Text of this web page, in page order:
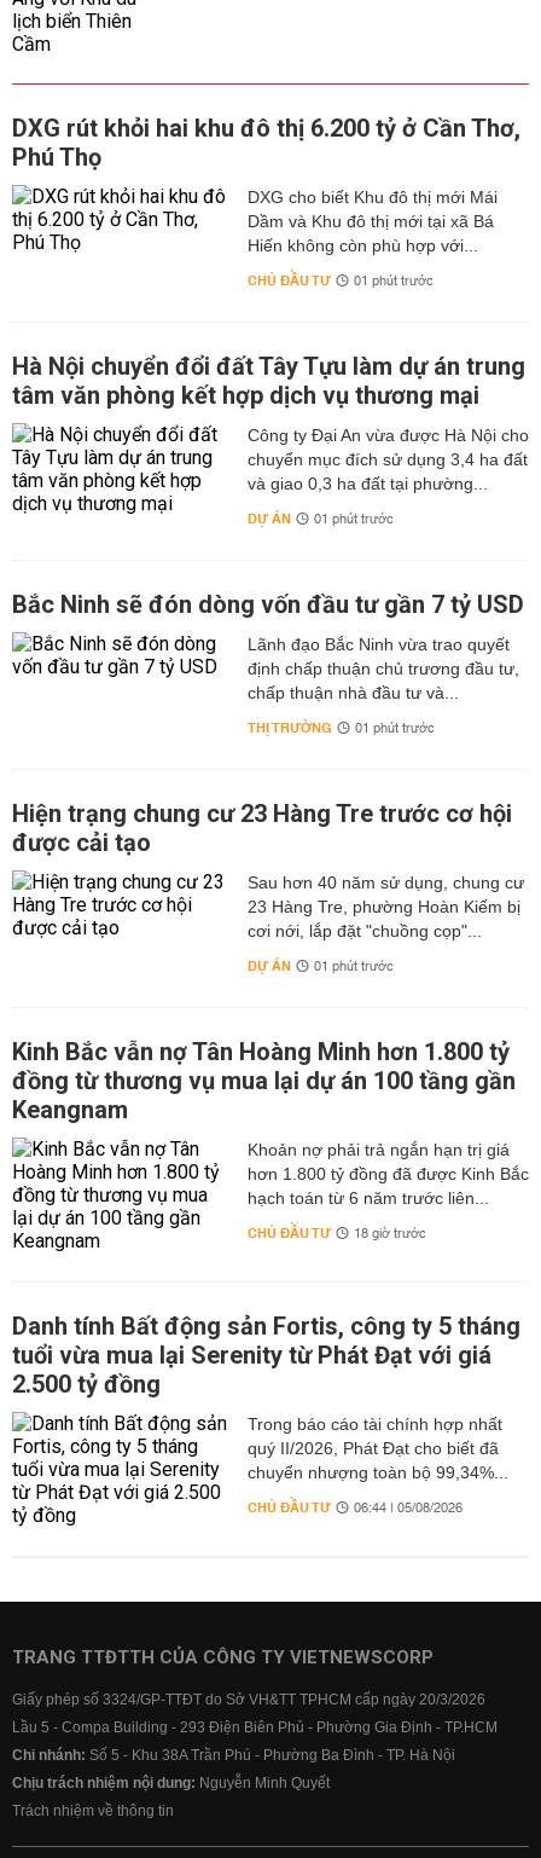
DXG rút khỏi hai khu đô thị 6.200 tỷ ở Cần Thơ,
Phú Thọ
DXG cho biết Khu đô thị mới Mái
Dầm và Khu đô thị mới tại xã Bá
Hiến không còn phù hợp với...
CHỦ ĐẦU TƯ 01 phút trước
Hà Nội chuyển đổi đất Tây Tựu làm dự án trung
tâm văn phòng kết hợp dịch vụ thương mại
Công ty Đại An vừa được Hà Nội cho
chuyển mục đích sử dụng 3,4 ha đất
và giao 0,3 ha đất tại phường...
DỰ ÁN 01 phút trước
Bắc Ninh sẽ đón dòng vốn đầu tư gần 7 tỷ USD
Lãnh đạo Bắc Ninh vừa trao quyết
định chấp thuận chủ trương đầu tư,
chấp thuận nhà đầu tư và...
THỊ TRƯỜNG 01 phút trước
Hiện trạng chung cư 23 Hàng Tre trước cơ hội
được cải tạo
Sau hơn 40 năm sử dụng, chung cư
23 Hàng Tre, phường Hoàn Kiếm bị
cơi nới, lắp đặt "chuồng cọp"...
DỰ ÁN 01 phút trước
Kinh Bắc vẫn nợ Tân Hoàng Minh hơn 1.800 tỷ
đồng từ thương vụ mua lại dự án 100 tầng gần
Keangnam
hơn 1.800 tỷ đồng đã được Kinh Bắc
hạch toán từ 6 năm trước liên...
CHỦ ĐẦU TƯ 18 giờ trước
Danh tính Bất động sản Fortis, công ty 5 tháng
tuổi vừa mua lại Serenity từ Phát Đạt với giá
2.500 tỷ đồng
Trong báo cáo tài chính hợp nhất
quý II/2026, Phát Đạt cho biết đã
chuyển nhượng toàn bộ 99,34%...
CHỦ ĐẦU TƯ 06:44 | 05/08/2026
TRANG TTĐTTH CỦA CÔNG TY VIETNEWSCORP
Giấy phép số 3324/GP-TTĐT do Sở VH&TT TPHCM cấp ngày 20/3/2026
Lầu 5 - Compa Building - 293 Điện Biên Phủ - Phường Gia Định - TP.HCM
Chi nhánh: Số 5 - Khu 38A Trần Phú - Phường Ba Đình - TP. Hà Nội
Chịu trách nhiệm nội dung: Nguyễn Minh Quyết
Trách nhiệm về thông tin